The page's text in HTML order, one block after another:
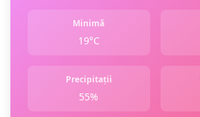
Minimă
19°C
Precipitații
55%